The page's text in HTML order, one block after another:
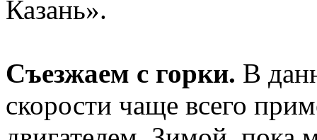
Казань».
Съезжаем с горки. В
скорости чаще всего